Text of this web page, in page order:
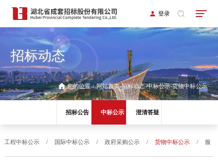
登录
招标动态
您的位置：网站首页 招标动态 中标公示 货物中标公示
招标公告 中标公示 澄清答疑
工程中标公示 / 国际中标公示 / 政府采购公示 / 货物中标公示 / 服